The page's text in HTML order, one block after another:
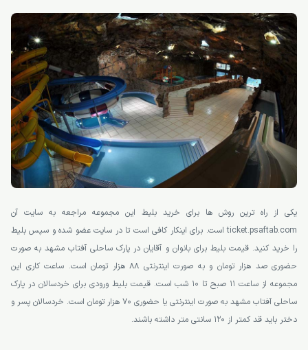
یکی از راه ترین روش ها برای خرید بلیط این مجموعه مراجعه به سایت آن
ticket.psaftab.com است. برای اینکار کافی است تا در سایت عضو شده و سپس بلیط
را خرید کنید. قیمت بلیط برای بانوان و آقایان در پارک ساحلی آفتاب مشهد به صورت
حضوری صد هزار تومان و به صورت اینترنتی 88 هزار تومان است. ساعت کاری این
مجموعه از ساعت 11 صبح تا 10 شب است. قیمت بلیط ورودی برای خردسالان در پارک
ساحلی آفتاب مشهد به صورت اینترنتی یا حضوری 70 هزار تومان است. خردسالان پسر و
دختر باید قد کمتر از 120 سانتی متر داشته باشند.